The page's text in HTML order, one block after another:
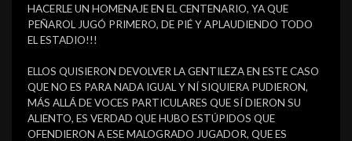
HACERLE UN HOMENAJE EN EL CENTENARIO, YA QUE
PEÑAROL JUGÓ PRIMERO, DE PIÉ Y APLAUDIENDO TODO
EL ESTADIO!!!
ELLOS QUISIERON DEVOLVER LA GENTILEZA EN ESTE CASO
QUE NO ES PARA NADA IGUAL Y NÍ SIQUIERA PUDIERON,
MÁS ALLÁ DE VOCES PARTICULARES QUE SÍ DIERON SU
ALIENTO, ES VERDAD QUE HUBO ESTÚPIDOS QUE
OFENDIERON A ESE MALOGRADO JUGADOR, QUE ES